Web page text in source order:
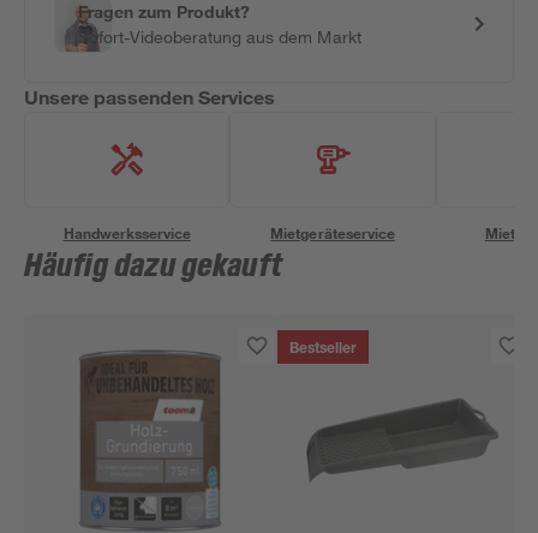
Fragen zum Produkt?
Sofort-Videoberatung aus dem Markt
Unsere passenden Services
Handwerksservice Mietgeräteservice
Häufig dazu gekauft
Bestseller